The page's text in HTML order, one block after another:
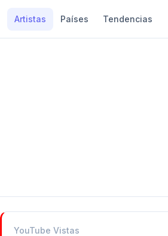
Artistas Países Tendencias
YouTube Vistas